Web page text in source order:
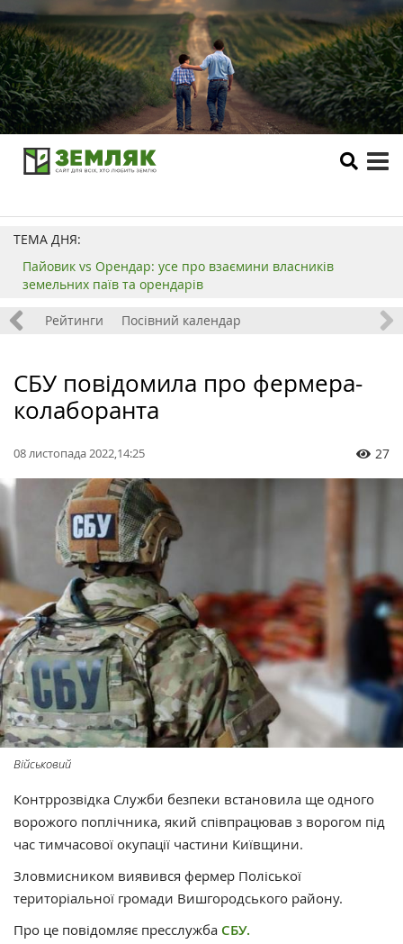
ТЕМА ДНЯ:
Пайовик vs Орендар: усе про взаємини власників
земельних паїв та орендарів
Рейтинги Посівний календар
СБУ повідомила про фермера-
колаборанта
08 листопада 2022,14:25 27
Військовий
Контррозвідка Служби безпеки встановила ще одного
ворожого поплічника, який співпрацював з ворогом під
час тимчасової окупації частини Київщини.
Зловмисником виявився фермер Поліської
територіальної громади Вишгородського району.
Про це повідомляє пресслужба СБУ.